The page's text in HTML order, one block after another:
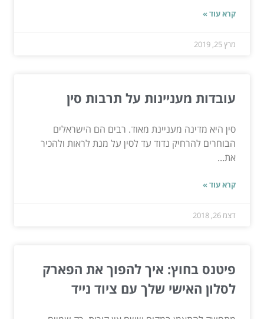
קרא עוד »
מרץ 25, 2019
עובדות מעניינות על תרבות סין
סין היא מדינה מעניינת מאוד. רבים הם הישראלים
הבוחרים להרחיק נדוד עד לסין על מנת לראות ולהכיר
את...
קרא עוד »
דצמ 26, 2018
פיטנס בחוץ: איך להפוך את הפארק
לסלון האישי שלך עם ציוד נייד